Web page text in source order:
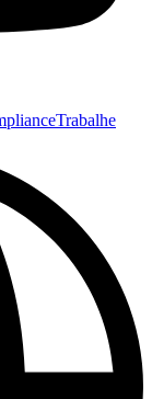
Trabalhe